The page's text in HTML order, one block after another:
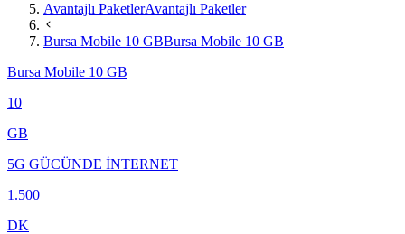
Avantajlı PaketlerAvantajlı Paketler
Bursa Mobile 10 GBBursa Mobile 10 GB
Bursa Mobile 10 GB
10
GB
5G GÜCÜNDE İNTERNET
1.500
DK